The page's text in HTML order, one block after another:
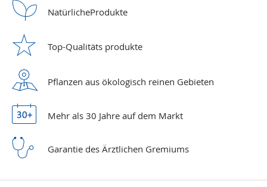
NatürlicheProdukte
Top-Qualitäts produkte
Pflanzen aus ökologisch reinen Gebieten
Mehr als 30 Jahre auf dem Markt
Garantie des Ärztlichen Gremiums